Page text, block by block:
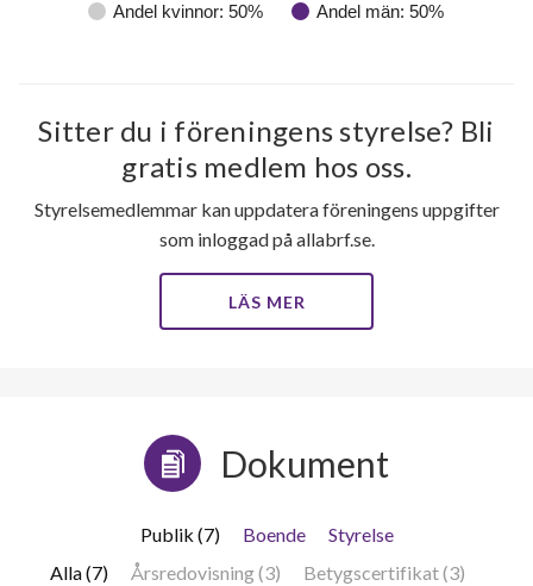
Andel kvinnor: 50% Andel män: 50%
Sitter du i föreningens styrelse? Bli
gratis medlem hos oss.
Styrelsemedlemmar kan uppdatera föreningens uppgifter
som inloggad på allabrf.se.
LÄS MER
Dokument
Publik (7) Boende
Styrelse
Alla (7)
Årsredovisning (3)
Betygscertifikat (3)